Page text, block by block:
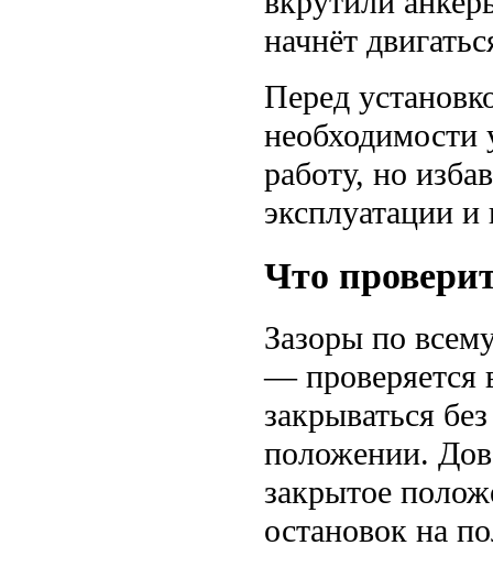
начнёт
Перед
необходимости
работу, но
эксплуатации
Что
Зазоры по
— проверяется
закрываться
положении.
закрытое
остановок на